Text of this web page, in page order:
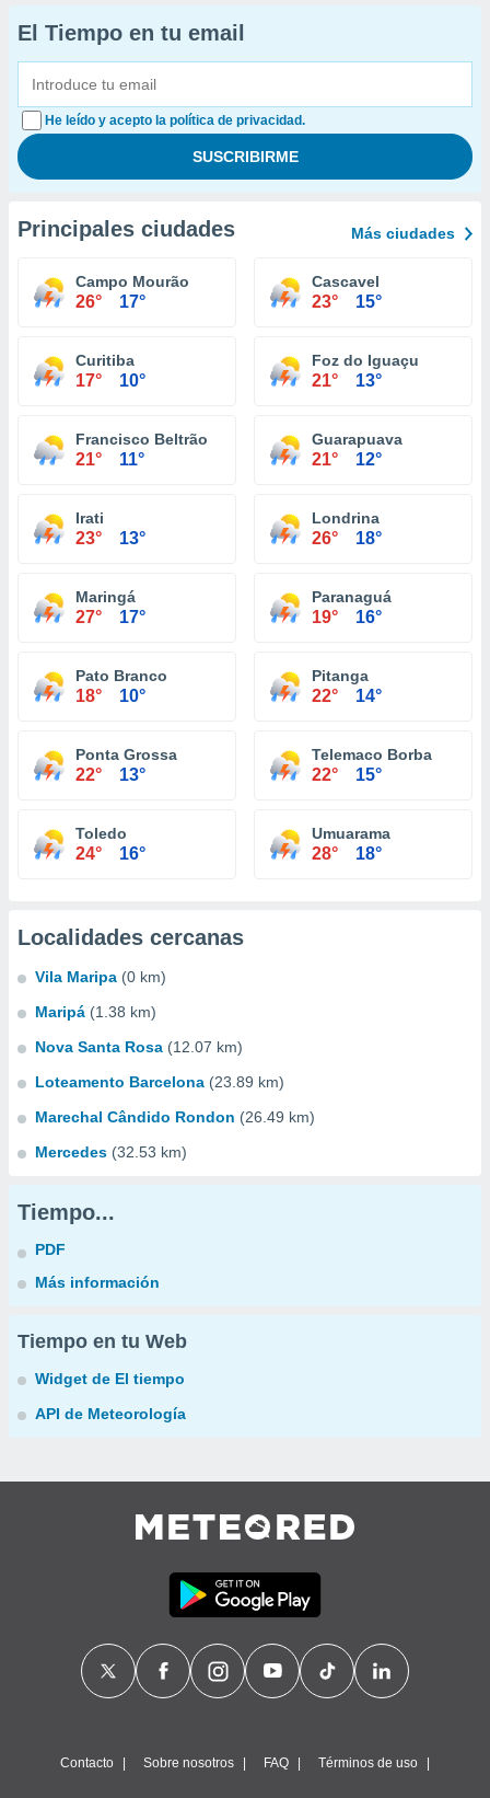
El Tiempo en tu email
He leído y acepto la política de privacidad.
Principales ciudades Más ciudades
Campo Mourão
26° 17°
Cascavel
23° 15°
Curitiba
17° 10°
Foz do Iguaçu
21° 13°
Francisco Beltrão
21° 11°
Guarapuava
21° 12°
Irati
23° 13°
Londrina
26° 18°
Maringá
27° 17°
Paranaguá
19° 16°
Pato Branco
18° 10°
Pitanga
22° 14°
Ponta Grossa
22° 13°
Telemaco Borba
22° 15°
Toledo
24° 16°
Umuarama
28° 18°
Localidades cercanas
Vila Maripa (0 km)
Maripá (1.38 km)
Nova Santa Rosa (12.07 km)
Loteamento Barcelona (23.89 km)
Marechal Cândido Rondon (26.49 km)
Mercedes (32.53 km)
Tiempo...
PDF
Más información
Tiempo en tu Web
Widget de El tiempo
API de Meteorología
Contacto Sobre nosotros FAQ Términos de uso